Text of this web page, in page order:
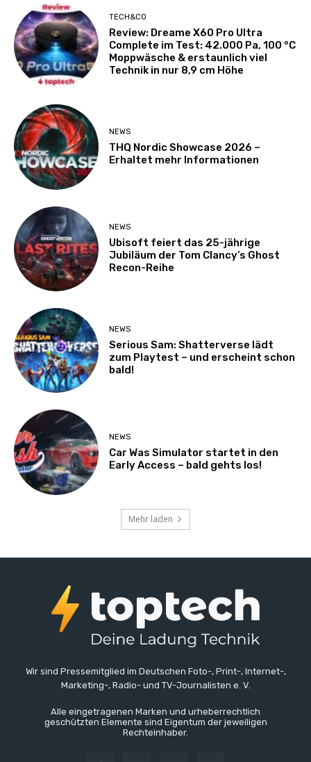
TECH&CO
Review: Dreame X60 Pro Ultra
Complete im Test: 42.000 Pa, 100 °C
Moppwäsche & erstaunlich viel
Technik in nur 8,9 cm Höhe
NEWS
THQ Nordic Showcase 2026 –
Erhaltet mehr Informationen
NEWS
Ubisoft feiert das 25-jährige
Jubiläum der Tom Clancy’s Ghost
Recon-Reihe
NEWS
Serious Sam: Shatterverse lädt
zum Playtest – und erscheint schon
bald!
NEWS
Car Was Simulator startet in den
Early Access – bald gehts los!
Mehr laden
Wir sind Pressemitglied im Deutschen Foto-, Print-, Internet-,
Marketing-, Radio- und TV-Journalisten e. V.
Alle eingetragenen Marken und urheberrechtlich
geschützten Elemente sind Eigentum der jeweiligen
Rechteinhaber.